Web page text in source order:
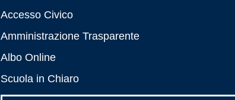
Accesso Civico
Amministrazione Trasparente
Albo Online
Scuola in Chiaro